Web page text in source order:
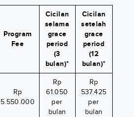
Program
Fee
Cicilan
selama
grace
period
(3
bulan)*
Cicilan
setelah
grace
period
(12
bulan)*
Rp
5.550.000
Rp
61.050
per
bulan
Rp
537.425
per
bulan